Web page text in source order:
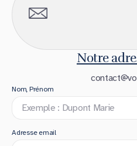
Nom, Prénom
Adresse email
Notre